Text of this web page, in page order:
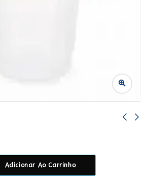
Adicionar Ao Carrinho